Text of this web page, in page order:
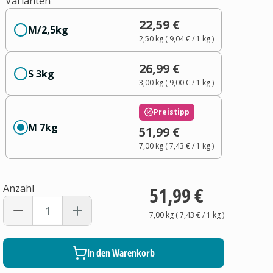
M/2,5kg 22,59 €
2,50 kg( 9,04 €/ 1 kg)
S 3kg 26,99 €
3,00 kg( 9,00 €/ 1 kg)
M 7kg
Preistipp
51,99 €
7,00 kg(7,43 €/ 1 kg)
Anzahl 51,99 €
7,00 kg(7,43 €/ 1 kg)
In den Warenkorb